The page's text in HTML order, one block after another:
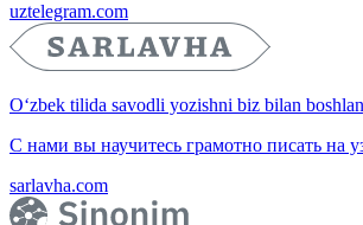
uztelegram.com
O‘zbek tilida savodli yozishni biz bilan
С нами вы научитесь грамотно писать на
sarlavha.com